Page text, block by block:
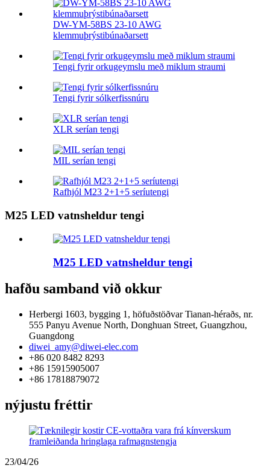
DW-YM-58BS 23-10 AWG
klemmuþrýstibúnaðarsett
Tengi fyrir orkugeymslu með miklum straumi
Tengi fyrir sólkerfissnúru
XLR serían tengi
MIL serían tengi
Rafhjól M23 2+1+5 seríutengi
M25 LED vatnsheldur tengi
M25 LED vatnsheldur tengi
hafðu samband við okkur
Herbergi 1603, bygging 1, höfuðstöðvar Tianan-héraðs, nr.
555 Panyu Avenue North, Donghuan Street, Guangzhou,
Guangdong
diwei_amy@diwei-elec.com
+86 020 8482 8293
+86 15915905007
+86 17818879072
nýjustu fréttir
23/04/26